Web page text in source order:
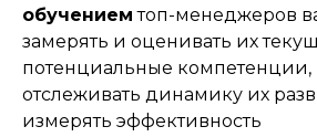
обучением топ-менеджеров
замерять и оценивать их
потенциальные компетенции,
отслеживать динамику их
измерять эффективность